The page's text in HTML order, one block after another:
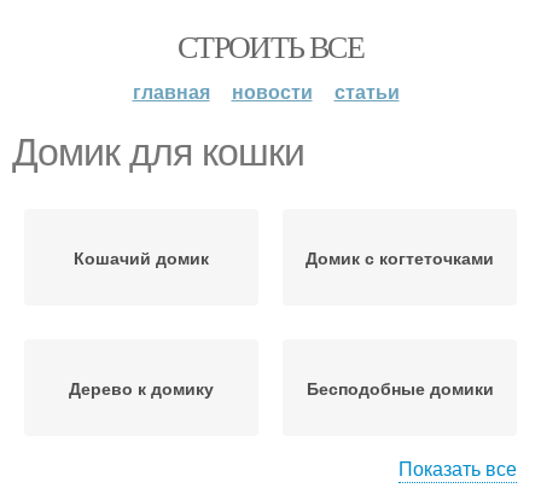
СТРОИТЬ ВСЕ
главная новости статьи
Домик для кошки
Кошачий домик Домик с когтеточками
Дерево к домику Бесподобные домики
Показать все